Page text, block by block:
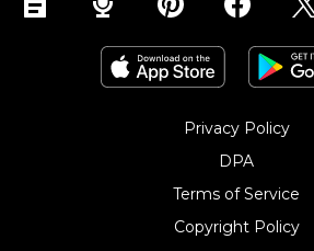
Privacy Policy
DPA
Terms of Service
Copyright Policy‎